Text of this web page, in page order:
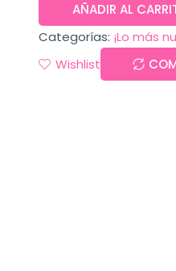
AÑADIR AL
Categorías: ¡Lo más
Wishlist